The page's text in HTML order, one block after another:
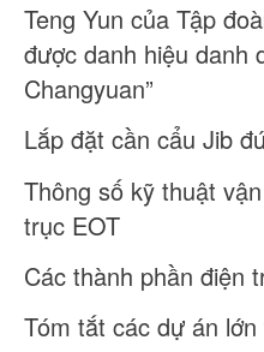
Teng Yun của Tập
được danh hiệu danh
Changyuan”
Lắp đặt cần cẩu Jib
Thông số kỹ thuật
trục EOT
Các thành phần điện
Tóm tắt các dự án